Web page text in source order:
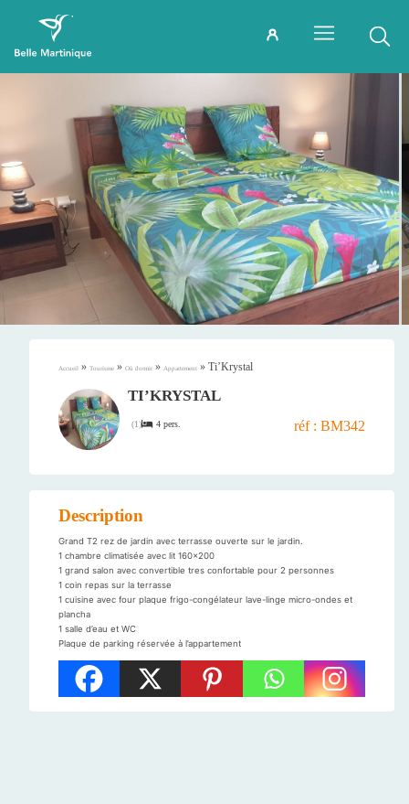
Accueil » Tourisme » Où dormir » Appartement » Ti’Krystal
TI’KRYSTAL
(1) 4 pers. réf : BM342
Description
Grand T2 rez de jardin avec terrasse ouverte sur le jardin.
1 chambre climatisée avec lit 160×200
1 grand salon avec convertible tres confortable pour 2 personnes
1 coin repas sur la terrasse
1 cuisine avec four plaque frigo-congélateur lave-linge micro-ondes et
plancha
1 salle d’eau et WC
Plaque de parking réservée à l’appartement